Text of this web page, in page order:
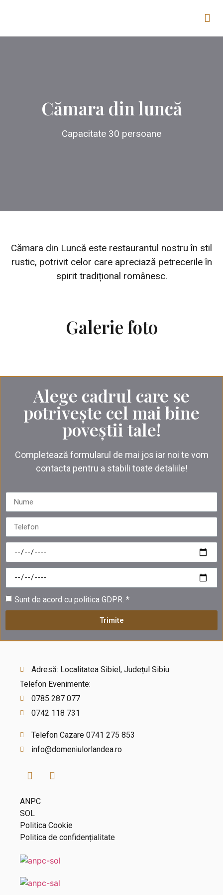
Cămara din luncă
Capacitate 30 persoane
Cămara din Luncă este restaurantul nostru în stil
rustic, potrivit celor care apreciază petrecerile în
spirit tradițional românesc.
Galerie foto
Alege cadrul care se
potrivește cel mai bine
poveștii tale!
Completează formularul de mai jos iar noi te vom
contacta pentru a stabili toate detaliile!
Sunt de acord cu politica GDPR. *
Trimite
Adresă: Localitatea Sibiel, Județul Sibiu
Telefon Evenimente:
0785 287 077
0742 118 731
Telefon Cazare 0741 275 853
info@domeniulorlandea.ro
ANPC
SOL
Politica Cookie
Politica de confidențialitate